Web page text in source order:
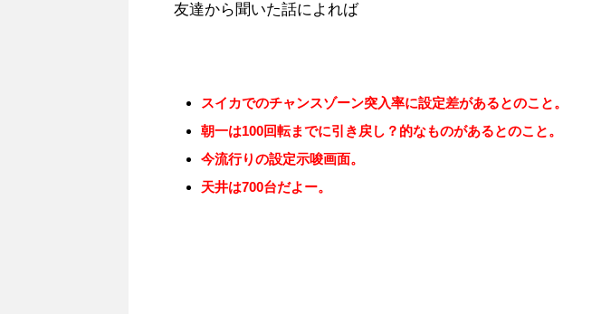
友達から聞いた話によれば
スイカでのチャンスゾーン突入率に設定差があるとのこと。
朝一は100回転までに引き戻し？的なものがあるとのこと。
今流行りの設定示唆画面。
天井は700台だよー。